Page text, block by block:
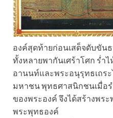
องค์สุดท้ายก่อนเสด็จดับขัน
ทั้งหลายพากันเศร้าโศก ร่ำ
อานนท์และพระอนุรุทธเถร
มหาชน พุทธศาสนิกชนเมื่อ
ของพระองค์ จึงได้สร้างพร
พระพุทธองค์